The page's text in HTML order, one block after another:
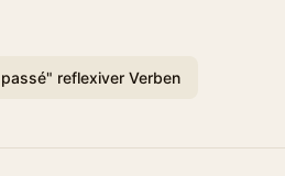
reflexiver Verben